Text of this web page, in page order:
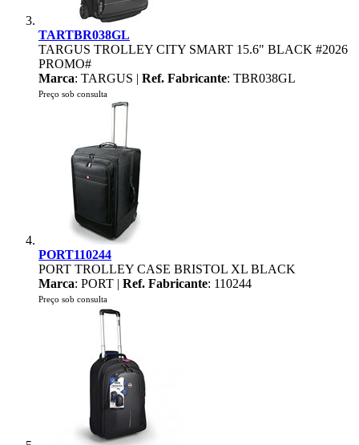
TARTBR038GL
TARGUS TROLLEY CITY SMART 15.6" BLACK #2026
PROMO#
Marca: TARGUS | Ref. Fabricante: TBR038GL
Preço sob consulta
PORT110244
PORT TROLLEY CASE BRISTOL XL BLACK
Marca: PORT | Ref. Fabricante: 110244
Preço sob consulta